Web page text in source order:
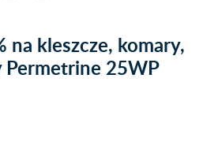
na kleszcze, komary,
25WP